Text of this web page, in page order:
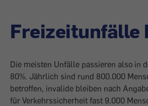
Freizeitunfälle
Die meisten Unfälle passieren also in
80%. Jährlich sind rund 800.000
betroffen, invalide bleiben nach
für Verkehrssicherheit fast 9.000